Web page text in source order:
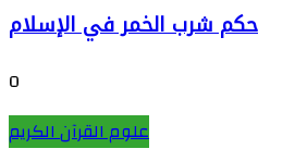
حكم شرب الخمر في الإسلام
0
علوم القرآن الكريم